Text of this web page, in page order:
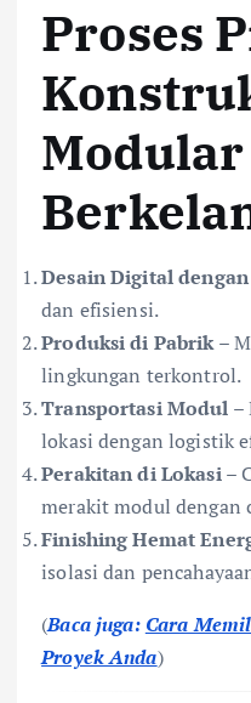
Proses
Modular
Desain Digital
dan efisiensi.
Produksi di Pabrik–
lingkungan terkontrol.
Transportasi Modul –
lokasi dengan logistik
Perakitan di Lokasi–
merakit modul dengan
Finishing Hemat
isolasi dan
(Baca juga: Cara
Proyek Anda)